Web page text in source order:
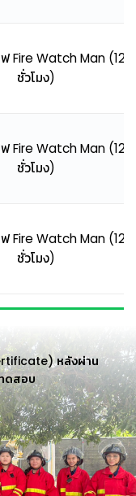
ฟ Fire Watch Man (12
ชั่วโมง)
ฟ Fire Watch Man (12
ชั่วโมง)
ฟ Fire Watch Man (12
ชั่วโมง)
หลังผ่าน
ดสอบ